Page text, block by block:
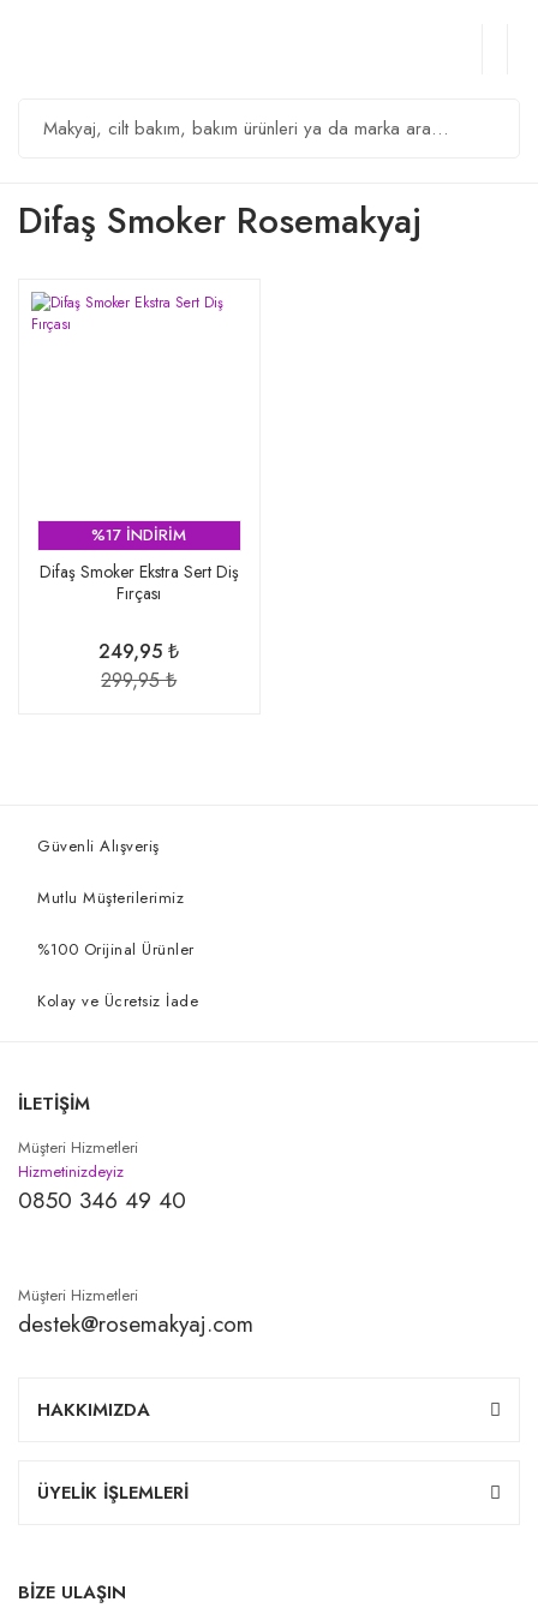
Difaş Smoker Rosemakyaj
%17 İNDİRİM
Difaş Smoker Ekstra Sert Diş
Fırçası
249,95 ₺
299,95 ₺
Güvenli Alışveriş
Mutlu Müşterilerimiz
%100 Orijinal Ürünler
Kolay ve Ücretsiz İade
İLETİŞİM
Müşteri Hizmetleri
Hizmetinizdeyiz
0850 346 49 40
Müşteri Hizmetleri
destek@rosemakyaj.com
HAKKIMIZDA
ÜYELİK İŞLEMLERİ
BİZE ULAŞIN